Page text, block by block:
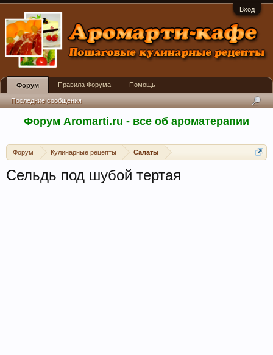
Вход
Форум Aromarti.ru - все об ароматерапии
Форум Кулинарные рецепты Салаты
Сельдь под шубой тертая
Форум
Последние сообщения
Правила Форума Помощь